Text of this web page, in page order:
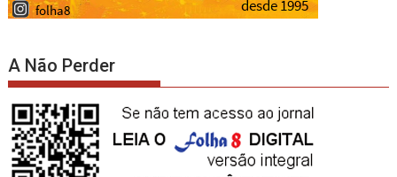
A Não Perder